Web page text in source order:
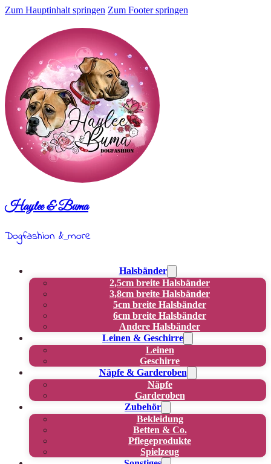
Zum Hauptinhalt springen Zum Footer springen
Haylee & Buma
Dogfashion & more
Halsbänder
2,5cm breite Halsbänder
3,8cm breite Halsbänder
5cm breite Halsbänder
6cm breite Halsbänder
Andere Halsbänder
Leinen & Geschirre
Leinen
Geschirre
Näpfe & Garderoben
Näpfe
Garderoben
Zubehör
Bekleidung
Betten & Co.
Pflegeprodukte
Spielzeug